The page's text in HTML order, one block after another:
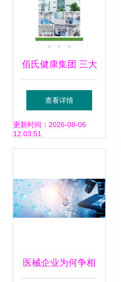
佰氏健康集团 三大
生产工厂+二类医
疗器械百项批文，
通信设备领域
查看详情
更新时间：2026-08-06
12:03:51
医械企业为何争相